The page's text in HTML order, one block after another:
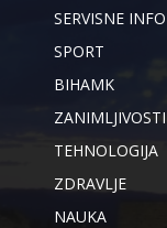
SERVISNE
SPORT
BIHAMK
ZANIMLJIVOSTI
TEHNOLOGIJA
ZDRAVLJE
NAUKA